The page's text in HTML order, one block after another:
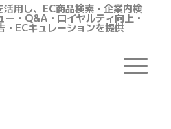
用し、EC商品検索・企業内検
ー・Q&A・ロイヤルティ向上・
・ECキュレーションを提供